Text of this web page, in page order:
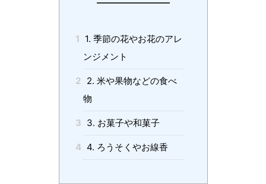
1 1. 季節の花やお花のアレ
ンジメント
2 2. 米や果物などの食べ
物
3 3. お菓子や和菓子
4 4. ろうそくやお線香